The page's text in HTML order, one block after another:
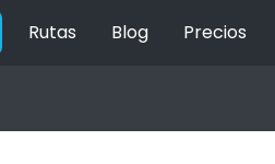
Rutas Blog Precios